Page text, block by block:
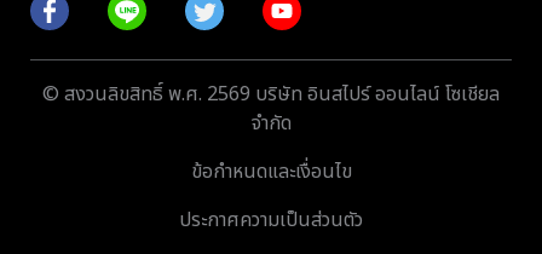
© สงวนลิขสิทธิ์ พ.ศ. 2569 บริษัท อินสไปร์ ออนไลน์ โซเชียล
จำกัด
ข้อกำหนดและเงื่อนไข
ประกาศความเป็นส่วนตัว